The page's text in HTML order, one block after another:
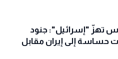
تهزّ "إسرائيل": جنود
حساسة إلى إيران مقابل